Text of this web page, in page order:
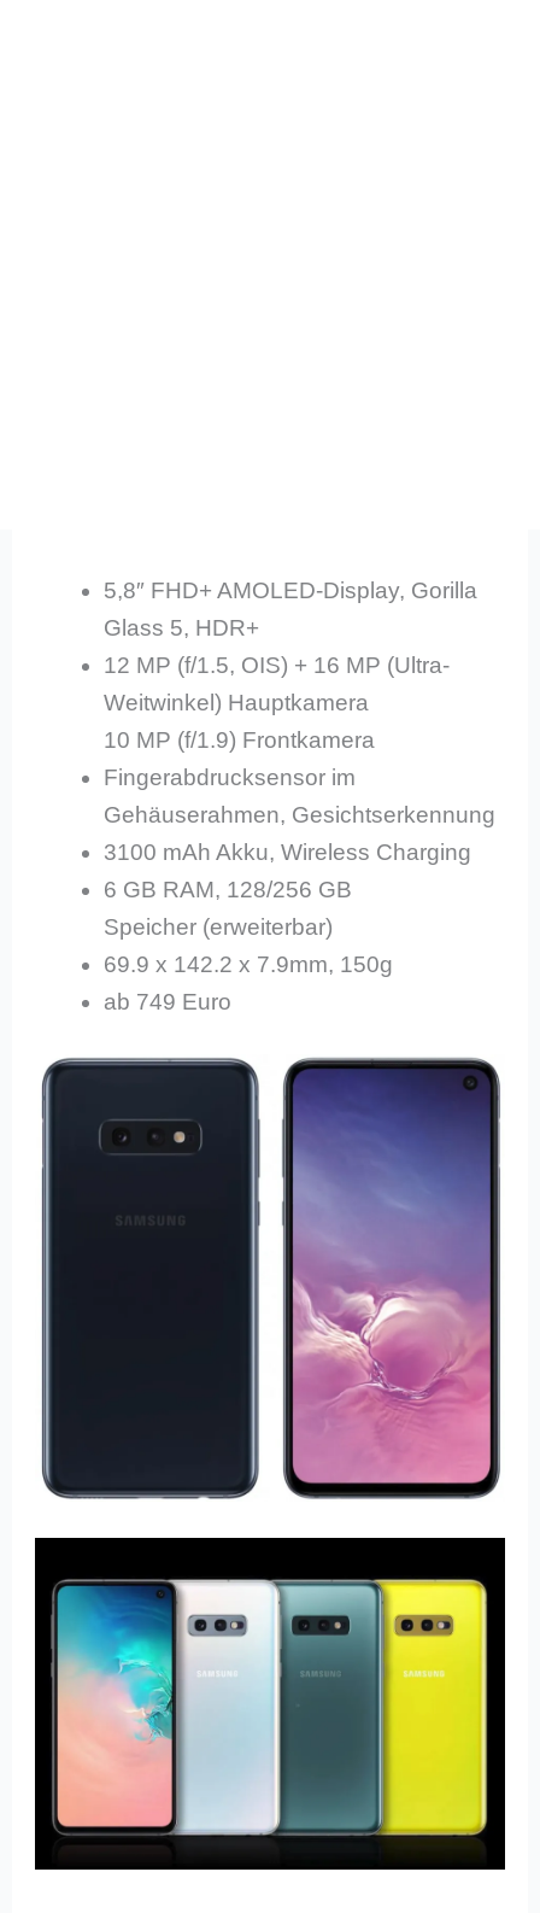
5,8″ FHD+ AMOLED-Display, Gorilla
Glass 5, HDR+
12 MP (f/1.5, OIS) + 16 MP (Ultra-
Weitwinkel) Hauptkamera
10 MP (f/1.9) Frontkamera
Fingerabdrucksensor im
Gehäuserahmen, Gesichtserkennung
3100 mAh Akku, Wireless Charging
6 GB RAM, 128/256 GB
Speicher (erweiterbar)
69.9 x 142.2 x 7.9mm, 150g
ab 749 Euro